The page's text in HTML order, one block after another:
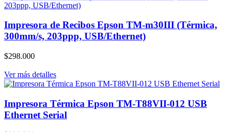
Impresora de Recibos Epson TM-m30III (Térmica,
300mm/s, 203ppp, USB/Ethernet)
$298.000
Ver más detalles
Impresora Térmica Epson TM-T88VII-012 USB
Ethernet Serial